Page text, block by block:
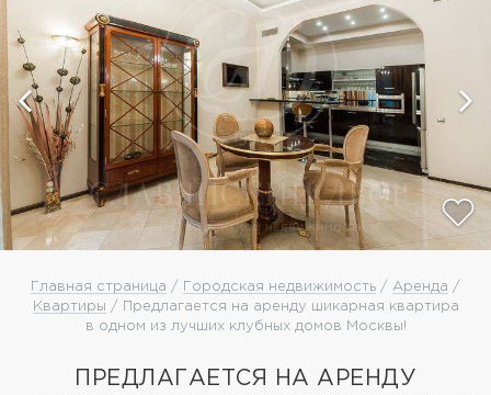
Главная страница / Городская недвижимость / Аренда /
Квартиры / Предлагается на аренду шикарная квартира
в одном из лучших клубных домов Москвы!
ПРЕДЛАГАЕТСЯ НА АРЕНДУ